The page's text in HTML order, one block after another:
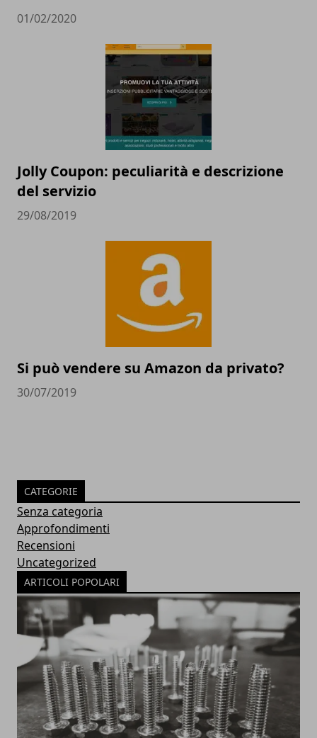
01/02/2020
Jolly Coupon: peculiarità e descrizione
del servizio
29/08/2019
Si può vendere su Amazon da privato?
30/07/2019
CATEGORIE
Senza categoria
Approfondimenti
Recensioni
Uncategorized
ARTICOLI POPOLARI